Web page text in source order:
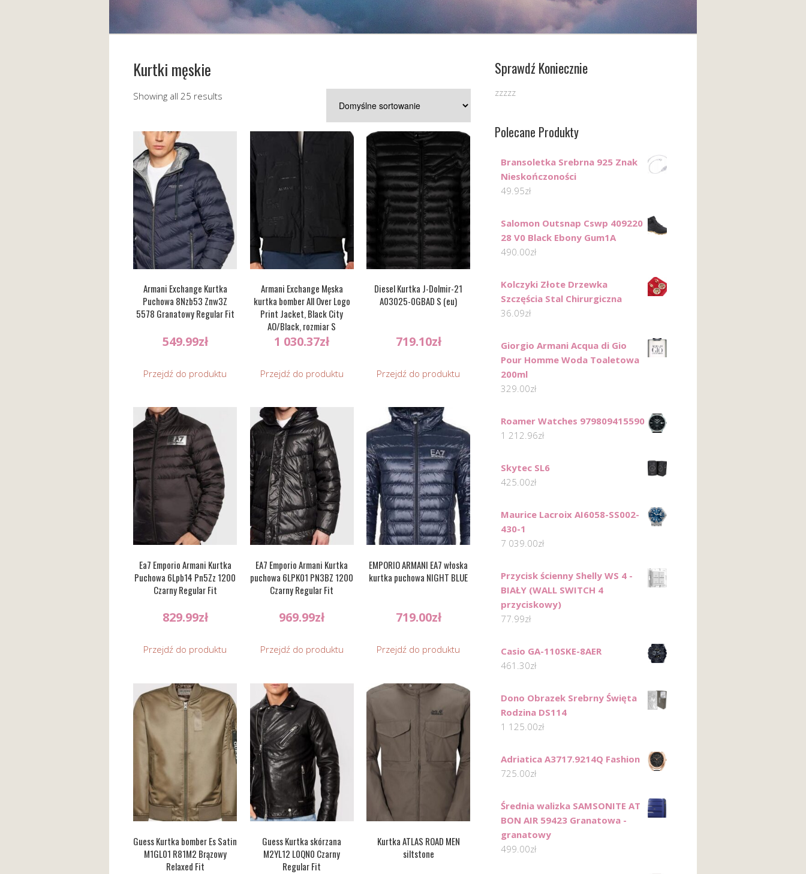
Kurtki męskie
Showing all 25 results
Armani Exchange Kurtka
Puchowa 8Nzb53 Znw3Z
5578 Granatowy Regular Fit
549.99zł
Przejdź do produktu
Armani Exchange Męska
kurtka bomber All Over Logo
Print Jacket, Black City
AO/Black, rozmiar S
1 030.37zł
Przejdź do produktu
Diesel Kurtka J-Dolmir-21
A03025-0GBAD S (eu)
719.10zł
Przejdź do produktu
Ea7 Emporio Armani Kurtka
Puchowa 6Lpb14 Pn5Zz 1200
Czarny Regular Fit
829.99zł
Przejdź do produktu
EA7 Emporio Armani Kurtka
puchowa 6LPK01 PN3BZ 1200
Czarny Regular Fit
969.99zł
Przejdź do produktu
EMPORIO ARMANI EA7 włoska
kurtka puchowa NIGHT BLUE
719.00zł
Przejdź do produktu
Guess Kurtka bomber Es Satin
M1GL01 R81M2 Brązowy
Relaxed Fit
Guess Kurtka skórzana
M2YL12 L0QN0 Czarny
Regular Fit
Kurtka ATLAS ROAD MEN
siltstone
Sprawdź Koniecznie
zzzzz
Polecane Produkty
Bransoletka Srebrna 925 Znak
Nieskończoności
49.95zł
Salomon Outsnap Cswp 409220
28 V0 Black Ebony Gum1A
490.00zł
Kolczyki Złote Drzewka
Szczęścia Stal Chirurgiczna
36.09zł
Giorgio Armani Acqua di Gio
Pour Homme Woda Toaletowa
200ml
329.00zł
Roamer Watches 979809415590
1 212.96zł
Skytec SL6
425.00zł
Maurice Lacroix AI6058-SS002-
430-1
7 039.00zł
Przycisk ścienny Shelly WS 4 -
BIAŁY (WALL SWITCH 4
przyciskowy)
77.99zł
Casio GA-110SKE-8AER
461.30zł
Dono Obrazek Srebrny Święta
Rodzina DS114
1 125.00zł
Adriatica A3717.9214Q Fashion
725.00zł
Średnia walizka SAMSONITE AT
BON AIR 59423 Granatowa -
granatowy
499.00zł